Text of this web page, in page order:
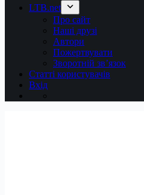
LTB.net
Про сайт
Наші друзі
Автори
Пожертвувати
Зворотній зв’язок
Статті користувачів
Вхід